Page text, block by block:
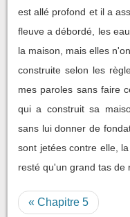
est allé profond et il a
fleuve a débordé, les
la maison, mais elles
construite selon les
mes paroles sans faire
qui a construit sa
sans lui donner de
sont jetées contre elle,
resté qu'un grand tas de
« Chapitre 5